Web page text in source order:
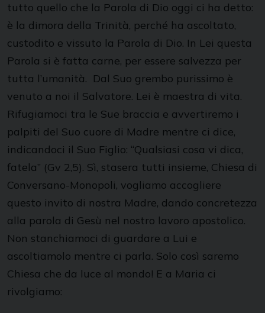
tutto quello che la Parola di Dio oggi ci ha detto:
è la dimora della Trinità, perché ha ascoltato,
custodito e vissuto la Parola di Dio. In Lei questa
Parola si è fatta carne, per essere salvezza per
tutta l’umanità. Dal Suo grembo purissimo è
venuto a noi il Salvatore. Lei è maestra di vita.
Rifugiamoci tra le Sue braccia e avvertiremo i
palpiti del Suo cuore di Madre mentre ci dice,
indicandoci il Suo Figlio: “Qualsiasi cosa vi dica,
fatela” (Gv 2,5). Sì, stasera tutti insieme, Chiesa di
Conversano-Monopoli, vogliamo accogliere
questo invito di nostra Madre, dando concretezza
alla parola di Gesù nel nostro lavoro apostolico.
Non stanchiamoci di guardare a Lui e
ascoltiamolo mentre ci parla. Solo così saremo
Chiesa che da luce al mondo! E a Maria ci
rivolgiamo: